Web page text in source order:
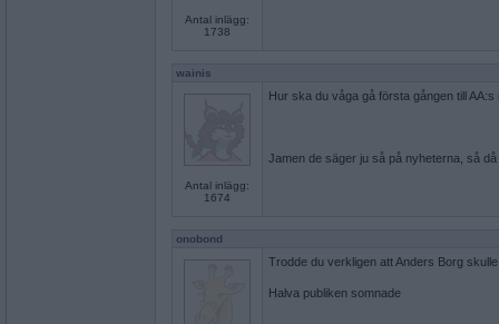
Antal inlägg:
1738
wainis
Antal inlägg:
1674
Hur ska du våga gå första gången till AA:s
Jamen de säger ju så på nyheterna, så
onobond
Trodde du verkligen att Anders Borg
Halva publiken somnade